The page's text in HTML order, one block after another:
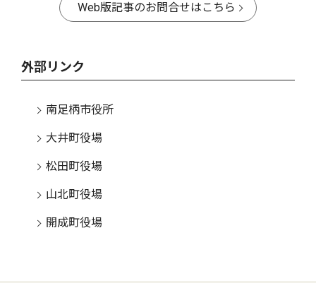
Web版記事のお問合せはこちら
外部リンク
南足柄市役所
大井町役場
松田町役場
山北町役場
開成町役場